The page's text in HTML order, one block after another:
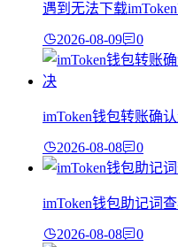
遇到无法下载
2026-08-09 0
imToken钱包转账确
2026-08-08 0
imToken钱包助记词
2026-08-08 0